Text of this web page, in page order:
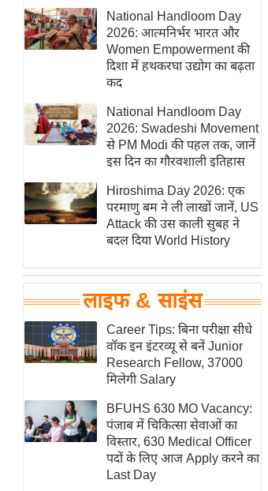
ऑटो वर्ल्ड
न्यूज ब्रीफ
मनोरंजन जगत
बॉलीवुड
हॉलीवुड
फिल्म समीक्षा
Breaking
News
लाइफस्टाइल
टेक्नॉलॉजी
घरेलू नुस्खे
पर्यटन स्थल
फिटनेस मंत्रा
रिलेशनशिप
राजनीति
विश्लेषण
समसामयिक
मातृभूमि
National Handloom Day
2026: आत्मनिर्भर भारत और
Women Empowerment की
दिशा में हथकरघा उद्योग का बढ़ता
कद
National Handloom Day
2026: Swadeshi Movement
से PM Modi की पहल तक, जानें
इस दिन का गौरवशाली इतिहास
Hiroshima Day 2026: एक
परमाणु बम ने ली लाखों जानें, US
Attack की उस काली सुबह ने
बदल दिया World History
लाइफ & साइंस
Career Tips: बिना परीक्षा सीधे
वॉक इन इंटरव्यू से बनें Junior
Research Fellow, 37000
मिलेगी Salary
BFUHS 630 MO Vacancy:
पंजाब में चिकित्सा सेवाओं का
विस्तार, 630 Medical Officer
पदों के लिए आज Apply करने का
Last Day